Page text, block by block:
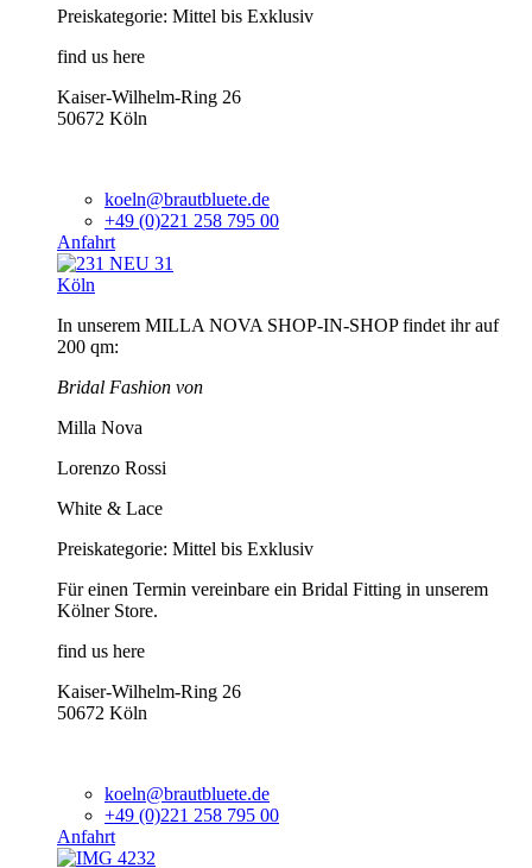
Preiskategorie: Mittel bis Exklusiv
find us here
Kaiser-Wilhelm-Ring 26
50672 Köln
koeln@brautbluete.de
+49 (0)221 258 795 00
Anfahrt
Köln
In unserem MILLA NOVA SHOP-IN-SHOP findet ihr auf
200 qm:
Bridal Fashion von
Milla Nova
Lorenzo Rossi
White & Lace
Preiskategorie: Mittel bis Exklusiv
Für einen Termin vereinbare ein Bridal Fitting in unserem
Kölner Store.
find us here
Kaiser-Wilhelm-Ring 26
50672 Köln
koeln@brautbluete.de
+49 (0)221 258 795 00
Anfahrt